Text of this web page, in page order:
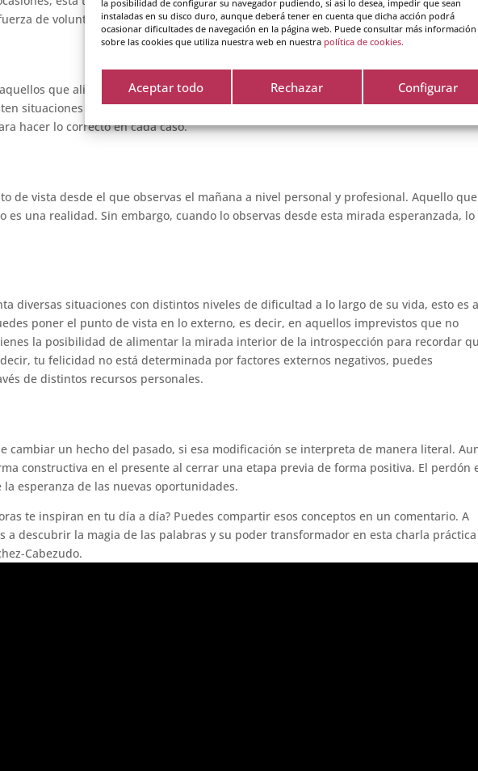
la posibilidad de configurar su navegador pudiendo, si así lo desea, impedir que sean
instaladas en su disco duro, aunque deberá tener en cuenta que dicha acción podrá
ocasionar dificultades de navegación en la página web. Puede consultar más información
sobre las cookies que utiliza nuestra web en nuestra política de cookies.
Aceptar todo Rechazar Configurar
de voluntad la que impulsa el desarrollo personal.
que alimentan tu mejor versión. Principios que son la base de acciones que
situaciones complejas y decisiones que, en sí mismas, son muy difíciles. Pero los
hacer lo correcto en cada caso.
de vista desde el que observas el mañana a nivel personal y profesional. Aquello
es una realidad. Sin embargo, cuando lo observas desde esta mirada esperanzada, lo
diversas situaciones con distintos niveles de dificultad a lo largo de su vida, esto es
poner el punto de vista en lo externo, es decir, en aquellos imprevistos que no
la posibilidad de alimentar la mirada interior de la introspección para recordar
tu felicidad no está determinada por factores externos negativos, puedes
de distintos recursos personales.
cambiar un hecho del pasado, si esa modificación se interpreta de manera literal.
constructiva en el presente al cerrar una etapa previa de forma positiva. El perdón
esperanza de las nuevas oportunidades.
te inspiran en tu día a día? Puedes compartir esos conceptos en un comentario. A
a descubrir la magia de las palabras y su poder transformador en esta charla práctica
Cabezudo.